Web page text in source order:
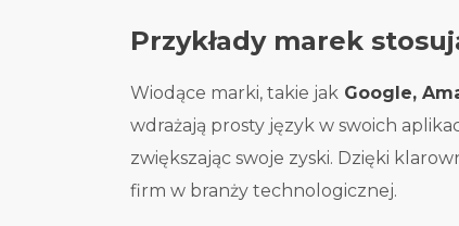
Przykłady marek
Wiodące marki, takie jak Google,
wdrażają prosty język w swoich
zwiększając swoje zyski. Dzięki
firm w branży technologicznej.